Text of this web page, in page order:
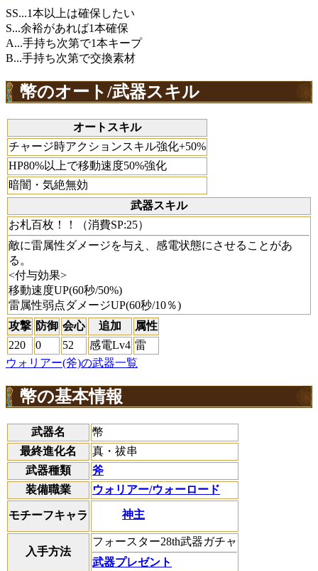
SS...1本以上は確保したい
S...余裕があれば1本確保
A...手持ち次第で1本キープ
B...手持ち次第で交換素材
幣のオート/武器スキル
オートスキル
チャージ時アクションスキル強化+50%
HP80%以上で移動速度50%強化
暗闇・気絶無効
武器スキル
お札百枚！！（消費SP:25）
敵に雷属性ダメージを与え、感電状態にさせることがあ
る。
<付与効果>
移動速度UP(60秒/50%)
雷属性弱点ダメージUP(60秒/10％)
攻撃 防御 会心 追加
属性
220
0 52 感電Lv4 雷
ウォリアー(斧)の武器一覧
幣の基本情報
武器名
幣
最終進化名
真・祓串
武器種類
斧
装備職業
ウォリアー/ウォーロード
モチーフキャラ 神主
入手方法
フォースター28th武器ガチャ
武器プレゼント